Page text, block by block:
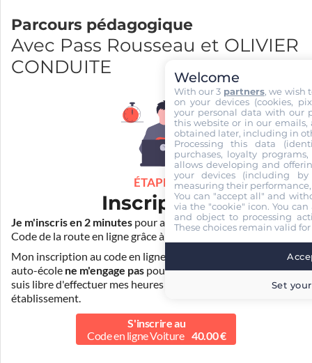
Parcours pédagogique
Avec Pass Rousseau et OLIVIER
CONDUITE
ÉTAPE 1
Inscription
Je m'inscris en 2 minutes pour accéder à ma formation au
Code de la route en ligne grâce à
Mon inscription au code en ligne voiture auprès de mon
auto-école ne m'engage pas pour la suite de ma formation. Je
suis libre d'effectuer mes heures de conduite dans un autre
établissement.
S'inscrire au
Code en ligne Voiture 40.00 €
Welcome
With our 3 partners, we wish
on your devices (cookies,
your personal data with our
this website or in our emails,
obtained later, including in
Processing this data
purchases, loyalty
allows developing and
your devices (including
measuring their
You can "accept all" and
via the "cookie" icon. You
and object to processing
These choices remain valid
Set